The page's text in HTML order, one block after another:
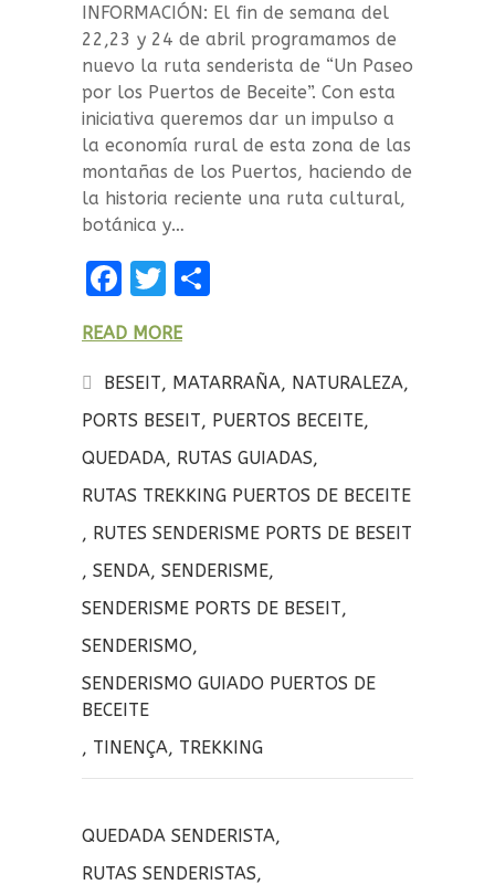
INFORMACIÓN: El fin de semana del
22,23 y 24 de abril programamos de
nuevo la ruta senderista de “Un Paseo
por los Puertos de Beceite”. Con esta
iniciativa queremos dar un impulso a
la economía rural de esta zona de las
montañas de los Puertos, haciendo de
la historia reciente una ruta cultural,
botánica y…
F
ce
b
o
o
k
T
it
te
r
p
a
rt
ir
READ MORE
BESEIT, MATARRAÑA, NATURALEZA,
PORTS BESEIT, PUERTOS BECEITE,
QUEDADA, RUTAS GUIADAS,
RUTAS TREKKING PUERTOS DE BECEITE
, RUTES SENDERISME PORTS DE BESEIT
, SENDA, SENDERISME,
SENDERISME PORTS DE BESEIT,
SENDERISMO,
SENDERISMO GUIADO PUERTOS DE
BECEITE
, TINENÇA, TREKKING
QUEDADA SENDERISTA,
RUTAS SENDERISTAS,